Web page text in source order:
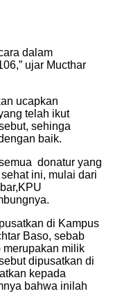
dalam
ujar Mucthar
ucapkan
telah ikut
sehinga
baik.
donatur yang
ini, mulai dari
di Kampus
Baso, sebab
merupakan milik
dipusatkan di
kepada
bahwa inilah